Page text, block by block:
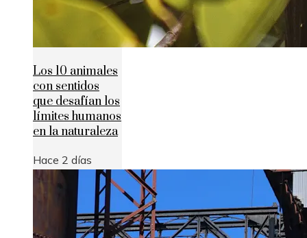
Los 10 animales
con sentidos
que desafían los
límites humanos
en la naturaleza
Hace 2 días